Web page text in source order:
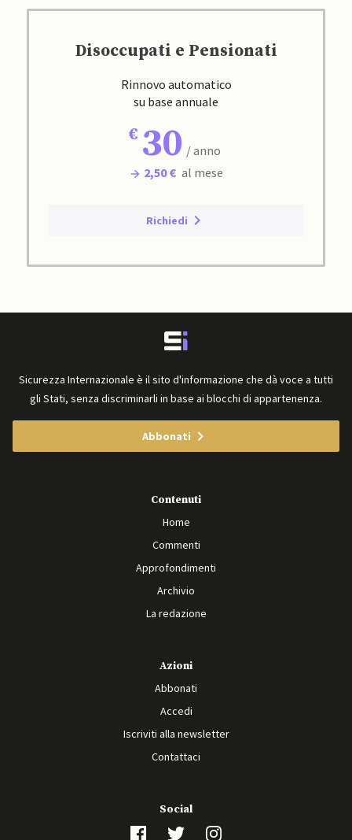
Disoccupati e Pensionati
Rinnovo automatico
su base annuale
30 / anno
2,50 € al mese
Richiedi
Sicurezza Internazionale è il sito d'informazione che dà voce a tutti
gli Stati, senza discriminarli in base ai blocchi di appartenenza.
Abbonati
Contenuti
Home
Commenti
Approfondimenti
Archivio
La redazione
Azioni
Abbonati
Accedi
Iscriviti alla newsletter
Contattaci
Social